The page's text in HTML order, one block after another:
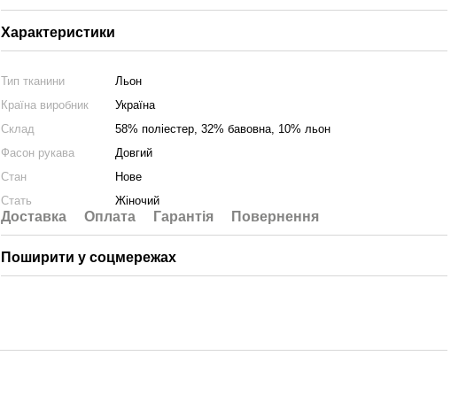
Характеристики
Тип тканини
Льон
Країна виробник
Україна
Склад
58% поліестер, 32% бавовна, 10% льон
Фасон рукава
Довгий
Стан
Нове
Стать
Жіночий
Доставка Оплата Гарантія Повернення
Поширити у соцмережах